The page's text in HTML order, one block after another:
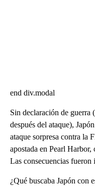
end div.modal
Sin declaración de guerra
después del ataque),
ataque sorpresa contra la
apostada en Pearl
Las consecuencias fueron
¿Qué buscaba Japón con